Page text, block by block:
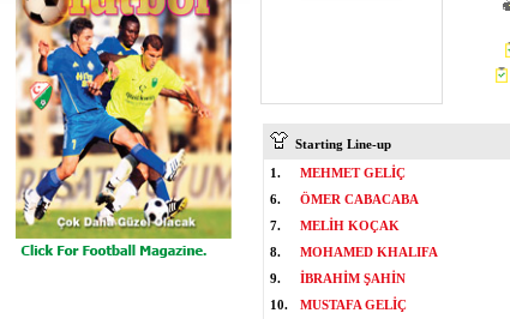
Starting Line-up
1.
MEHMET GELİÇ
6.
ÖMER CABACABA
7.
MELİH KOÇAK
8.
MOHAMED KHALIFA
9.
İBRAHİM ŞAHİN
10.
MUSTAFA GELİÇ